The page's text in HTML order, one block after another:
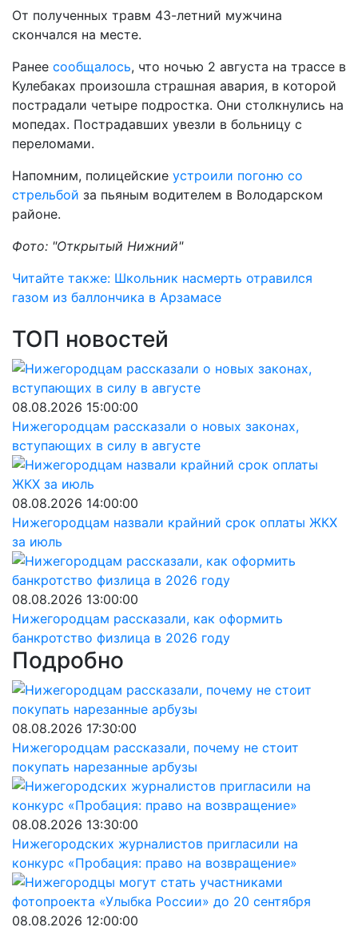
От полученных травм 43-летний мужчина
скончался на месте.
Ранее сообщалось, что ночью 2 августа на трассе в
Кулебаках произошла страшная авария, в которой
пострадали четыре подростка. Они столкнулись на
мопедах. Пострадавших увезли в больницу с
переломами.
Напомним, полицейские устроили погоню со
стрельбой за пьяным водителем в Володарском
районе.
Фото: "Открытый Нижний"
Читайте также: Школьник насмерть отравился
газом из баллончика в Арзамасе
ТОП новостей
08.08.2026 15:00:00
Нижегородцам рассказали о новых законах,
вступающих в силу в августе
08.08.2026 14:00:00
Нижегородцам назвали крайний срок оплаты ЖКХ
за июль
08.08.2026 13:00:00
Нижегородцам рассказали, как оформить
банкротство физлица в 2026 году
Подробно
08.08.2026 17:30:00
Нижегородцам рассказали, почему не стоит
покупать нарезанные арбузы
08.08.2026 13:30:00
Нижегородских журналистов пригласили на
конкурс «Пробация: право на возвращение»
08.08.2026 12:00:00